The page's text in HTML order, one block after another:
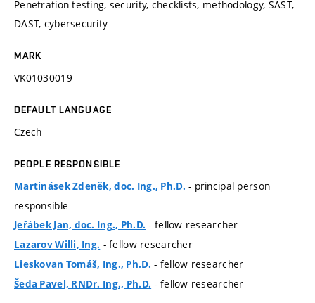
Penetration testing, security, checklists, methodology, SAST,
DAST, cybersecurity
MARK
VK01030019
DEFAULT LANGUAGE
Czech
PEOPLE RESPONSIBLE
Martinásek Zdeněk, doc. Ing., Ph.D. - principal person
responsible
Jeřábek Jan, doc. Ing., Ph.D. - fellow researcher
Lazarov Willi, Ing. - fellow researcher
Lieskovan Tomáš, Ing., Ph.D. - fellow researcher
Šeda Pavel, RNDr. Ing., Ph.D. - fellow researcher